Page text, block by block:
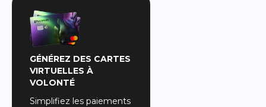
GÉNÉREZ DES CARTES
VIRTUELLES À
VOLONTÉ
Simplifiez les paiements